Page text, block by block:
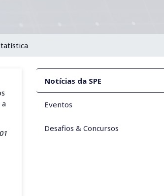
Notícias da SPE
Eventos
Desafios & Concursos